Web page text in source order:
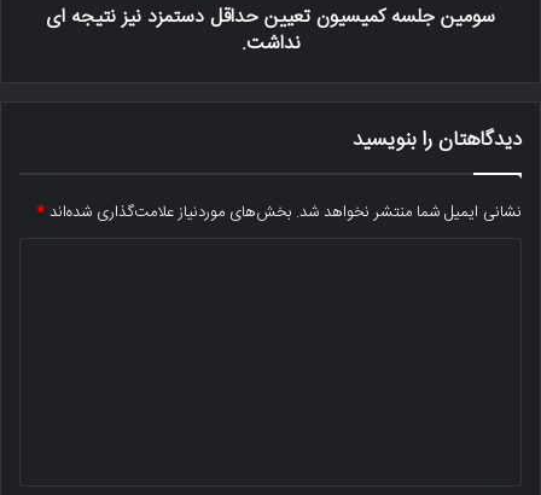
سومین جلسه کمیسیون تعیین حداقل دستمزد نیز نتیجه ای
نداشت.
دیدگاهتان را بنویسید
نشانی ایمیل شما منتشر نخواهد شد. بخش‌های موردنیاز علامت‌گذاری شده‌اند*